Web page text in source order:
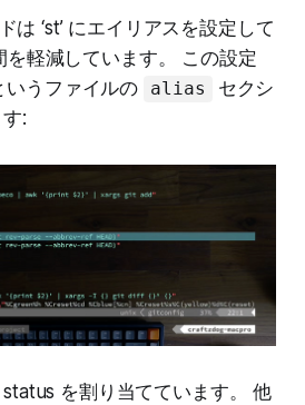
は ‘st’ にエイリアスを設定して
を軽減しています。 この設定
いうファイルの alias
セクシ
:
status を割り当てています。 他